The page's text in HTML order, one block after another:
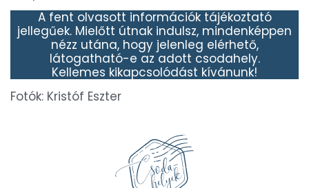
A fent olvasott információk tájékoztató
jellegűek. Mielőtt útnak indulsz, mindenképpen
nézz utána, hogy jelenleg elérhető,
látogatható-e az adott csodahely.
Kellemes kikapcsolódást kívánunk!
Fotók: Kristóf Eszter